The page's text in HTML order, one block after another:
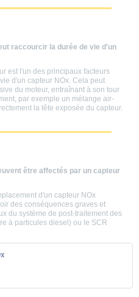
raccourcir la durée de vie d'un
est l'un des principaux facteurs
d'un capteur NOx. Cela peut
du moteur, entraînant à son tour
par exemple un mélange air-
la tête exposée du capteur.
être affectés par un capteur
d'un capteur NOx
des conséquences graves et
du système de post-traitement des
à particules diesel) ou le SCR